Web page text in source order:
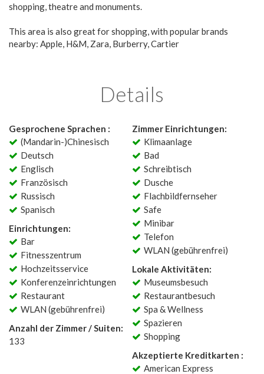
shopping, theatre and monuments.
This area is also great for shopping, with popular brands
nearby: Apple, H&M, Zara, Burberry, Cartier
Details
Gesprochene Sprachen :
(Mandarin-)Chinesisch
Deutsch
Englisch
Französisch
Russisch
Spanisch
Einrichtungen:
Bar
Fitnesszentrum
Hochzeitsservice
Konferenzeinrichtungen
Restaurant
WLAN (gebührenfrei)
Anzahl der Zimmer / Suiten:
133
Zimmer Einrichtungen:
Klimaanlage
Bad
Schreibtisch
Dusche
Flachbildfernseher
Safe
Minibar
Telefon
WLAN (gebührenfrei)
Lokale Aktivitäten:
Museumsbesuch
Restaurantbesuch
Spa & Wellness
Spazieren
Shopping
Akzeptierte Kreditkarten :
American Express